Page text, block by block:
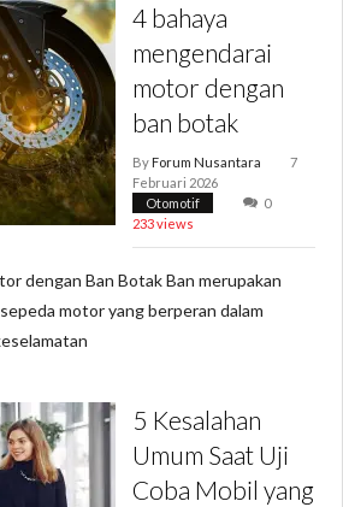
4 bahaya
mengendarai
motor dengan
ban botak
ByForum Nusantara
7
Februari 2026
Otomotif
0
233 views
dengan Ban Botak Ban merupakan
motor yang berperan dalam
5 Kesalahan
Umum Saat Uji
Coba Mobil yang